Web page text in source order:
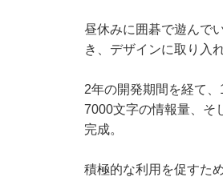
昼休みに囲碁で遊んで
き、デザインに取り入
2年の開発期間を経て
7000文字の情報量、そ
完成。
積極的な利用を促すた